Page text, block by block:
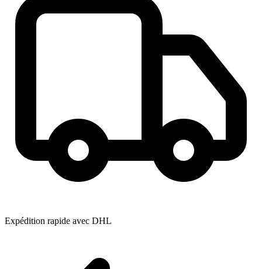
Expédition rapide avec DHL